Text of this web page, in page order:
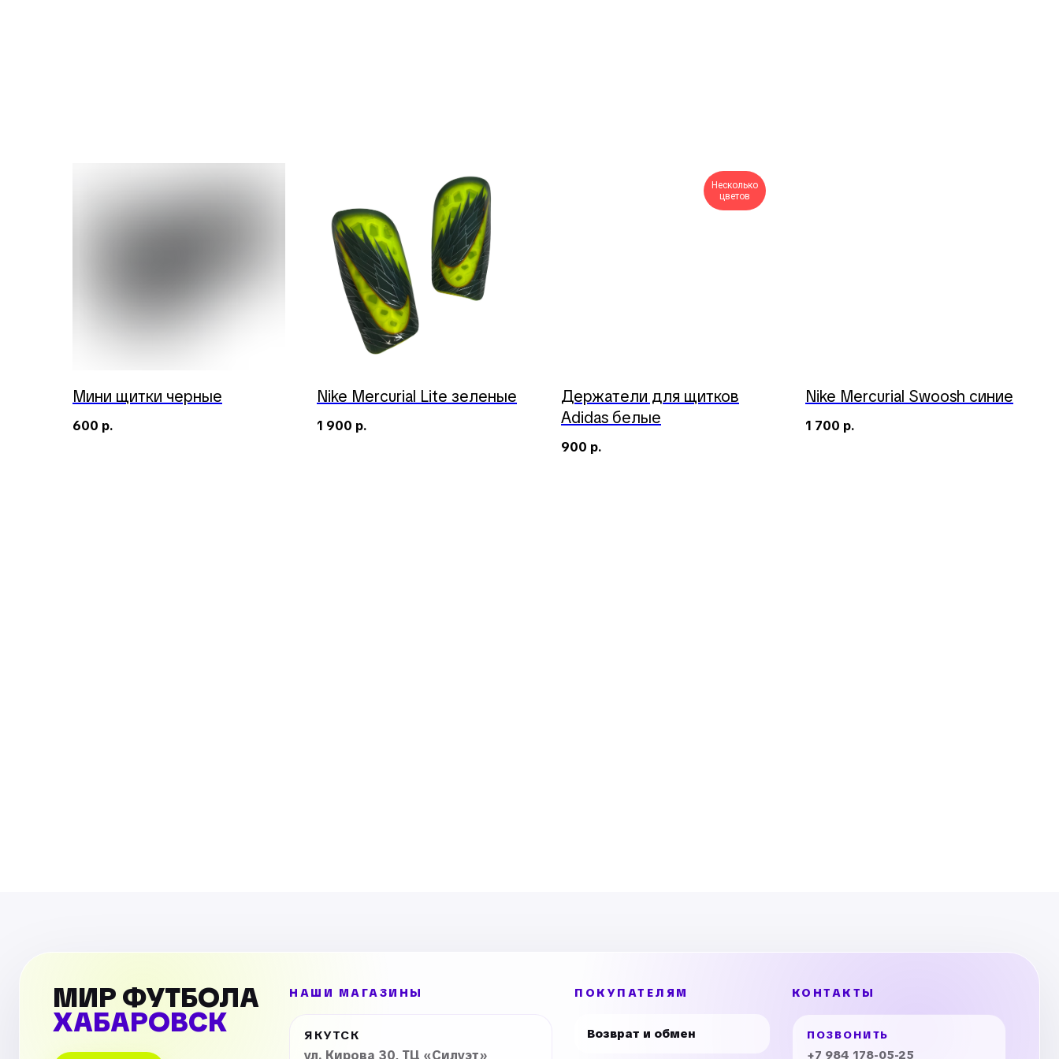
Мини щитки черные
600 р.
Nike Mercurial Lite зеленые
1 900 р.
Несколько
цветов
Держатели для щитков
Adidas белые
900 р.
Nike Mercurial Swoosh синие
1 700 р.
МИР ФУТБОЛА
ХАБАРОВСК
НАШИ МАГАЗИНЫ
ЯКУТСК
ул. Кирова 30, ТЦ «Силуэт»
ПОКУПАТЕЛЯМ
Возврат и обмен
КОНТАКТЫ
ПОЗВОНИТЬ
+7 984 178-05-25